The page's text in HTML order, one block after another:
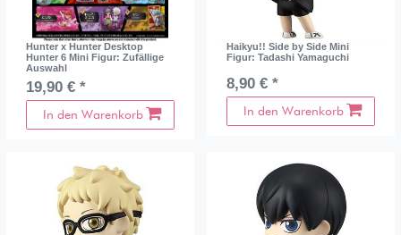
Hunter x Hunter Desktop
Hunter 6 Mini Figur: Zufällige
Auswahl
19,90 € *
In den Warenkorb
Haikyu!! Side by Side Mini
Figur: Tadashi Yamaguchi
8,90 € *
In den Warenkorb